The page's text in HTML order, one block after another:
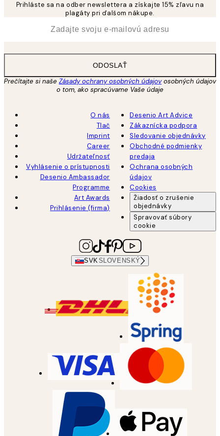
Prihláste sa na odber newslettera a získajte 15% zľavu na
plagáty pri ďalšom nákupe.
ODOSLAŤ
Prečítajte si naše Zásady ochrany osobných údajovosobných údajov
o tom, ako spracúvame Vaše údaje
O nás
Tlač
Imprint
Career
Udržateľnosť
Vyhlásenie o prístupnosti
Desenio Ambassador
Programme
Art Awards
Prihlásenie (firma)
Desenio Art Advice
Zákaznícka podpora
Sledovanie objednávky
Obchodné podmienky
predaja
Ochrana osobných
údajov
Cookies
Žiadosť o zrušenie
objednávky
Spravovať súbory
cookie
SVKSLOVENSKÝ